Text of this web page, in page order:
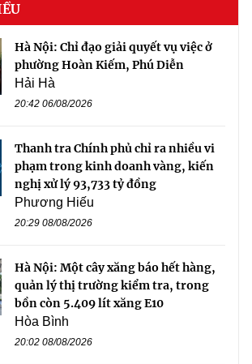
Hà Nội: Chỉ đạo giải quyết vụ việc ở
phường Hoàn Kiếm, Phú Diễn
Hải Hà
20:42 06/08/2026
Thanh tra Chính phủ chỉ ra nhiều vi
phạm trong kinh doanh vàng, kiến
nghị xử lý 93,733 tỷ đồng
Phương Hiếu
20:29 08/08/2026
Hà Nội: Một cây xăng báo hết hàng,
quản lý thị trường kiểm tra, trong
bồn còn 5.409 lít xăng E10
Hòa Bình
20:02 08/08/2026